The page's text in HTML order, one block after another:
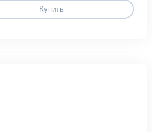
Купить